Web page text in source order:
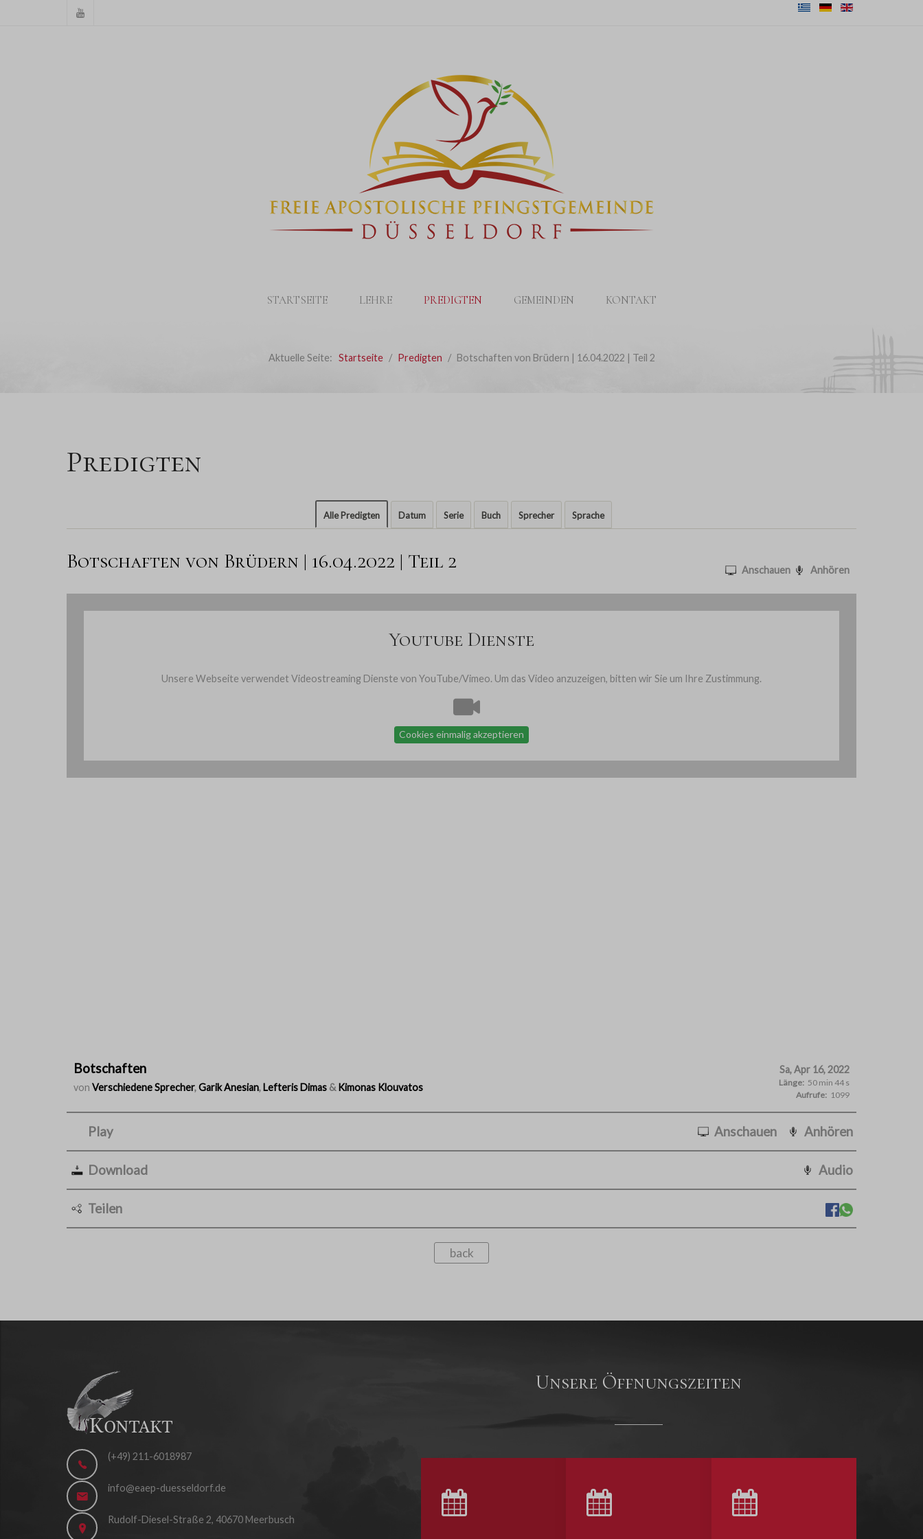
STARTSEITE LEHRE PREDIGTEN GEMEINDEN KONTAKT
Aktuelle Seite: Startseite Predigten Botschaften von Brüdern | 16.04.2022 | Teil 2
Predigten
Alle Predigten Datum Serie Buch Sprecher Sprache
Anschauen Anhören
Botschaften von Brüdern | 16.04.2022 | Teil 2
Youtube Dienste
Unsere Webseite verwendet Videostreaming Dienste von YouTube/Vimeo. Um das Video anzuzeigen, bitten wir Sie um Ihre Zustimmung.
Cookies einmalig akzeptieren
Sa, Apr 16, 2022
Länge: 50 min 44 s
Aufrufe: 1099
Botschaften
von Verschiedene Sprecher,Garik Anesian, Lefteris Dimas & Kimonas Klouvatos
Anschauen Anhören
Play
Audio
Download
Teilen
back
(+49) 211-6018987
info@eaep-duesseldorf.de
Rudolf-Diesel-Straße 2, 40670 Meerbusch
Unsere Öffnungszeiten